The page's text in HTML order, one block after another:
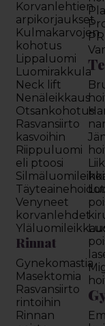
Korvanlehtien
arpikorjaukset
Kulmakarvojen
kohotus
Lippaluomi
Luomirakkula
Neck lift
Nenäleikkaus
Otsankohotus
Rasvansiirto
kasvoihin
Riippuluomi
eli ptoosi
Täyteainehoidot
Venyneet
korvanlehdet
Rinnat
Gynekomastia
Masektomia
Rasvansiirto
rintoihin
Rinnan